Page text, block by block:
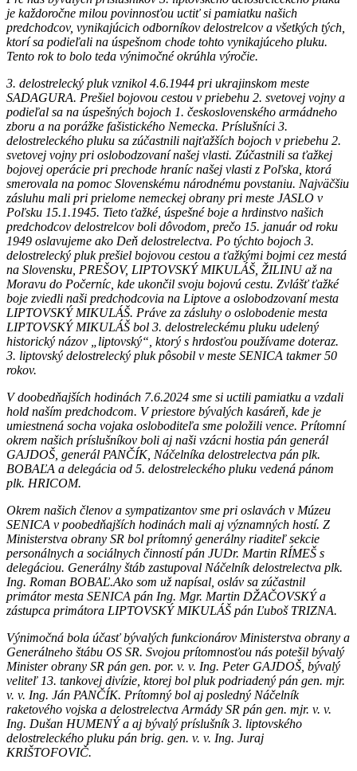
je každoročne milou povinnosťou uctiť si pamiatku našich
predchodcov, vynikajúcich odborníkov delostrelcov a všetkých tých,
ktorí sa podieľali na úspešnom chode tohto vynikajúceho pluku.
Tento rok to bolo teda výnimočné okrúhla výročie.
3. delostrelecký pluk vznikol 4.6.1944 pri ukrajinskom meste
SADAGURA. Prešiel bojovou cestou v priebehu 2. svetovej vojny a
podieľal sa na úspešných bojoch 1. československého armádneho
zboru a na porážke fašistického Nemecka. Príslušníci 3.
delostreleckého pluku sa zúčastnili najťažších bojoch v priebehu 2.
svetovej vojny pri oslobodzovaní našej vlasti. Zúčastnili sa ťažkej
bojovej operácie pri prechode hraníc našej vlasti z Poľska, ktorá
smerovala na pomoc Slovenskému národnému povstaniu. Najväčšiu
zásluhu mali pri prielome nemeckej obrany pri meste JASLO v
Poľsku 15.1.1945. Tieto ťažké, úspešné boje a hrdinstvo našich
predchodcov delostrelcov boli dôvodom, prečo 15. január od roku
1949 oslavujeme ako Deň delostrelectva. Po týchto bojoch 3.
delostrelecký pluk prešiel bojovou cestou a ťažkými bojmi cez mestá
na Slovensku, PREŠOV, LIPTOVSKÝ MIKULÁŠ, ŽILINU až na
Moravu do Počerníc, kde ukončil svoju bojovú cestu. Zvlášť ťažké
boje zviedli naši predchodcovia na Liptove a oslobodzovaní mesta
LIPTOVSKÝ MIKULÁŠ. Práve za zásluhy o oslobodenie mesta
LIPTOVSKÝ MIKULÁŠ bol 3. delostreleckému pluku udelený
historický názov „liptovský“, ktorý s hrdosťou používame doteraz.
3. liptovský delostrelecký pluk pôsobil v meste SENICA takmer 50
rokov.
V doobedňajších hodinách 7.6.2024 sme si uctili pamiatku a vzdali
hold naším predchodcom. V priestore bývalých kasáreň, kde je
umiestnená socha vojaka osloboditeľa sme položili vence. Prítomní
okrem našich príslušníkov boli aj naši vzácni hostia pán generál
GAJDOŠ, generál PANČÍK, Náčelníka delostrelectva pán plk.
BOBAĽA a delegácia od 5. delostreleckého pluku vedená pánom
plk. HRICOM.
Okrem našich členov a sympatizantov sme pri oslavách v Múzeu
SENICA v poobedňajších hodinách mali aj významných hostí. Z
Ministerstva obrany SR bol prítomný generálny riaditeľ sekcie
personálnych a sociálnych činností pán JUDr. Martin RÍMEŠ s
delegáciou. Generálny štáb zastupoval Náčelník delostrelectva plk.
Ing. Roman BOBAĽ.Ako som už napísal, osláv sa zúčastnil
primátor mesta SENICA pán Ing. Mgr. Martin DŽAČOVSKÝ a
zástupca primátora LIPTOVSKÝ MIKULÁŠ pán Ľuboš TRIZNA.
Výnimočná bola účasť bývalých funkcionárov Ministerstva obrany a
Generálneho štábu OS SR. Svojou prítomnosťou nás potešil bývalý
Minister obrany SR pán gen. por. v. v. Ing. Peter GAJDOŠ, bývalý
veliteľ 13. tankovej divízie, ktorej bol pluk podriadený pán gen. mjr.
v. v. Ing. Ján PANČÍK. Prítomný bol aj posledný Náčelník
raketového vojska a delostrelectva Armády SR pán gen. mjr. v. v.
Ing. Dušan HUMENÝ a aj bývalý príslušník 3. liptovského
delostreleckého pluku pán brig. gen. v. v. Ing. Juraj
KRIŠTOFOVIČ.